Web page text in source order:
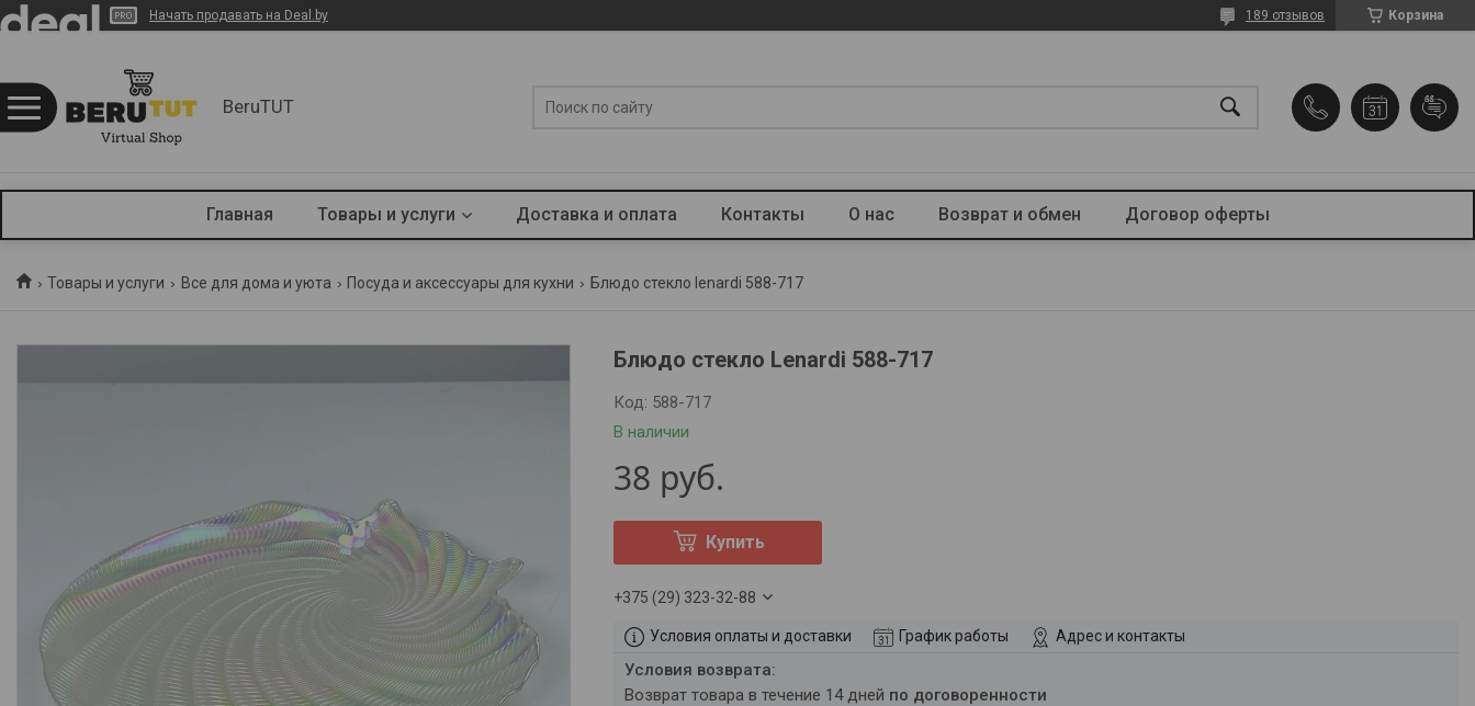
Начать продавать на Deal.by Корзина
189 отзывов
BeruTUT
Главная Товары и услуги Доставка и оплата Контакты О нас Возврат и обмен Договор оферты
Товары и услуги Все для дома и уюта Посуда и аксессуары для кухни Блюдо стекло lenardi 588-717
Блюдо стекло Lenardi 588-717
В наличии
Код: 588-717
38 руб.
Купить
+375 (29) 323-32-88
Условия оплаты и доставки График работы Адрес и контакты
возврат товара в течение 14 дней по договоренности